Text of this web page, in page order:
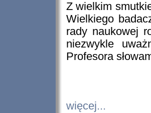
Z wielkim
Wielkiego
rady naukowej
niezwykle
Profesora
więcej...